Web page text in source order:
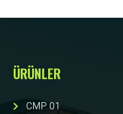
ÜRÜNLER
CMP 01